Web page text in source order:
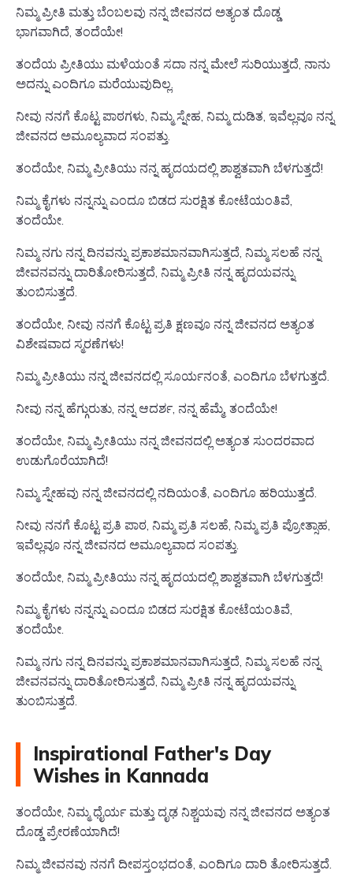
ನಿಮ್ಮ ಪ್ರೀತಿ ಮತ್ತು ಬೆಂಬಲವು ನನ್ನ ಜೀವನದ ಅತ್ಯಂತ ದೊಡ್ಡ
ಭಾಗವಾಗಿದೆ, ತಂದೆಯೇ!
ತಂದೆಯ ಪ್ರೀತಿಯು ಮಳೆಯಂತೆ ಸದಾ ನನ್ನ ಮೇಲೆ ಸುರಿಯುತ್ತದೆ, ನಾನು
ಅದನ್ನು ಎಂದಿಗೂ ಮರೆಯುವುದಿಲ್ಲ.
ನೀವು ನನಗೆ ಕೊಟ್ಟ ಪಾಠಗಳು, ನಿಮ್ಮ ಸ್ನೇಹ, ನಿಮ್ಮ ದುಡಿತ, ಇವೆಲ್ಲವೂ ನನ್ನ
ಜೀವನದ ಅಮೂಲ್ಯವಾದ ಸಂಪತ್ತು.
ತಂದೆಯೇ, ನಿಮ್ಮ ಪ್ರೀತಿಯು ನನ್ನ ಹೃದಯದಲ್ಲಿ ಶಾಶ್ವತವಾಗಿ ಬೆಳಗುತ್ತದೆ!
ನಿಮ್ಮ ಕೈಗಳು ನನ್ನನ್ನು ಎಂದೂ ಬಿಡದ ಸುರಕ್ಷಿತ ಕೋಟೆಯಂತಿವೆ,
ತಂದೆಯೇ.
ನಿಮ್ಮ ನಗು ನನ್ನ ದಿನವನ್ನು ಪ್ರಕಾಶಮಾನವಾಗಿಸುತ್ತದೆ, ನಿಮ್ಮ ಸಲಹೆ ನನ್ನ
ಜೀವನವನ್ನು ದಾರಿತೋರಿಸುತ್ತದೆ, ನಿಮ್ಮ ಪ್ರೀತಿ ನನ್ನ ಹೃದಯವನ್ನು
ತುಂಬಿಸುತ್ತದೆ.
ತಂದೆಯೇ, ನೀವು ನನಗೆ ಕೊಟ್ಟ ಪ್ರತಿ ಕ್ಷಣವೂ ನನ್ನ ಜೀವನದ ಅತ್ಯಂತ
ವಿಶೇಷವಾದ ಸ್ಮರಣೆಗಳು!
ನಿಮ್ಮ ಪ್ರೀತಿಯು ನನ್ನ ಜೀವನದಲ್ಲಿ ಸೂರ್ಯನಂತೆ, ಎಂದಿಗೂ ಬೆಳಗುತ್ತದೆ.
ನೀವು ನನ್ನ ಹೆಗ್ಗುರುತು, ನನ್ನ ಆದರ್ಶ, ನನ್ನ ಹೆಮ್ಮೆ, ತಂದೆಯೇ!
ತಂದೆಯೇ, ನಿಮ್ಮ ಪ್ರೀತಿಯು ನನ್ನ ಜೀವನದಲ್ಲಿ ಅತ್ಯಂತ ಸುಂದರವಾದ
ಉಡುಗೊರೆಯಾಗಿದೆ!
ನಿಮ್ಮ ಸ್ನೇಹವು ನನ್ನ ಜೀವನದಲ್ಲಿ ನದಿಯಂತೆ, ಎಂದಿಗೂ ಹರಿಯುತ್ತದೆ.
ನೀವು ನನಗೆ ಕೊಟ್ಟ ಪ್ರತಿ ಪಾಠ, ನಿಮ್ಮ ಪ್ರತಿ ಸಲಹೆ, ನಿಮ್ಮ ಪ್ರತಿ ಪ್ರೋತ್ಸಾಹ,
ಇವೆಲ್ಲವೂ ನನ್ನ ಜೀವನದ ಅಮೂಲ್ಯವಾದ ಸಂಪತ್ತು.
ತಂದೆಯೇ, ನಿಮ್ಮ ಪ್ರೀತಿಯು ನನ್ನ ಹೃದಯದಲ್ಲಿ ಶಾಶ್ವತವಾಗಿ ಬೆಳಗುತ್ತದೆ!
ನಿಮ್ಮ ಕೈಗಳು ನನ್ನನ್ನು ಎಂದೂ ಬಿಡದ ಸುರಕ್ಷಿತ ಕೋಟೆಯಂತಿವೆ,
ತಂದೆಯೇ.
ನಿಮ್ಮ ನಗು ನನ್ನ ದಿನವನ್ನು ಪ್ರಕಾಶಮಾನವಾಗಿಸುತ್ತದೆ, ನಿಮ್ಮ ಸಲಹೆ ನನ್ನ
ಜೀವನವನ್ನು ದಾರಿತೋರಿಸುತ್ತದೆ, ನಿಮ್ಮ ಪ್ರೀತಿ ನನ್ನ ಹೃದಯವನ್ನು
ತುಂಬಿಸುತ್ತದೆ.
Inspirational Father's Day
Wishes in Kannada
ತಂದೆಯೇ, ನಿಮ್ಮ ಧೈರ್ಯ ಮತ್ತು ದೃಢ ನಿಶ್ಚಯವು ನನ್ನ ಜೀವನದ ಅತ್ಯಂತ
ದೊಡ್ಡ ಪ್ರೇರಣೆಯಾಗಿದೆ!
ನಿಮ್ಮ ಜೀವನವು ನನಗೆ ದೀಪಸ್ತಂಭದಂತೆ, ಎಂದಿಗೂ ದಾರಿ ತೋರಿಸುತ್ತದೆ.